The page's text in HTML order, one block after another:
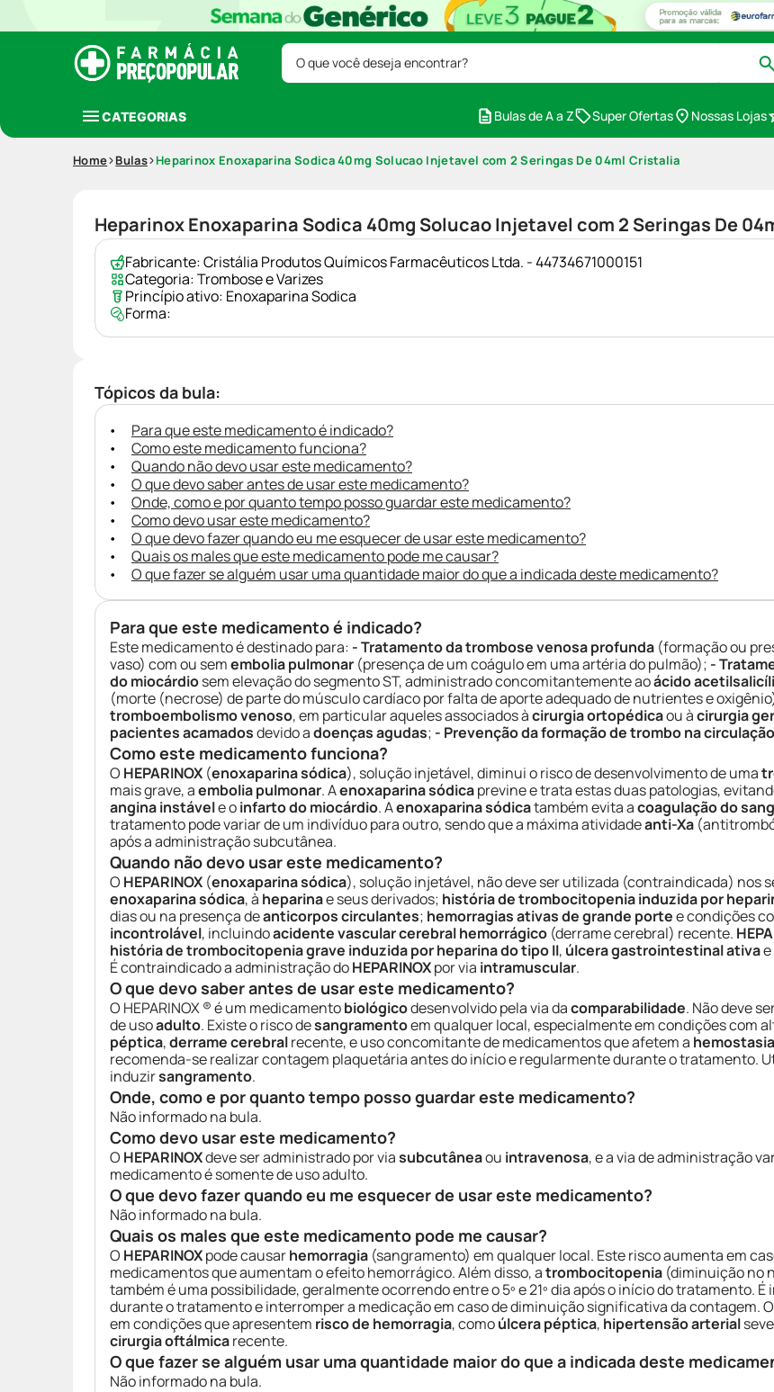
O que você deseja encontrar?
CATEGORIAS Bulas de A a Z Super Ofertas Nossas Lojas
Home Bulas Heparinox Enoxaparina Sodica 40mg Solucao Injetavel com 2 Seringas De 04ml Cristalia
Heparinox Enoxaparina Sodica 40mg Solucao Injetavel com 2 Seringas De
Fabricante:Cristália Produtos Químicos Farmacêuticos Ltda. - 44734671000151
Categoria:Trombose e Varizes
Princípio ativo: Enoxaparina Sodica
Forma:
Tópicos da bula:
Para que este medicamento é indicado?
Como este medicamento funciona?
Quando não devo usar este medicamento?
O que devo saber antes de usar este medicamento?
Onde, como e por quanto tempo posso guardar este medicamento?
Como devo usar este medicamento?
O que devo fazer quando eu me esquecer de usar este medicamento?
Quais os males que este medicamento pode me causar?
O que fazer se alguém usar uma quantidade maior do que a indicada deste medicamento?
Para que este medicamento é indicado?
Este medicamento é destinado para: - Tratamento da trombose venosa profunda (formação ou
vaso) com ou semembolia pulmonar (presença de um coágulo em uma artéria do pulmão); -
do miocárdiosem elevação do segmento ST, administrado concomitantemente aoácido
(morte (necrose) de parte do músculo cardíaco por falta de aporte adequado de nutrientes e
tromboembolismo venoso, em particular aqueles associados àcirurgia ortopédicaou àcirurgia
pacientes acamadosdevido adoenças agudas; - Prevenção da formação de trombo na
Como este medicamento funciona?
O HEPARINOX (enoxaparina sódica), solução injetável, diminui o risco de desenvolvimento de uma
mais grave, aembolia pulmonar. Aenoxaparina sódicaprevine e trata estas duas patologias,
angina instávele oinfarto do miocárdio. Aenoxaparina sódicatambém evita acoagulação do
tratamento pode variar de um indivíduo para outro, sendo que a máxima atividadeanti-Xa
após a administração subcutânea.
Quando não devo usar este medicamento?
O HEPARINOX (enoxaparina sódica), solução injetável, não deve ser utilizada (contraindicada) nos
enoxaparina sódica, à heparinae seus derivados; história de trombocitopenia induzida por
dias ou na presença deanticorpos circulantes; hemorragias ativas de grande portee condições
incontrolável, incluindoacidente vascular cerebral hemorrágico (derrame cerebral) recente.
história de trombocitopenia grave induzida por heparina do tipo II, úlcera gastrointestinal ativae
É contraindicado a administração doHEPARINOXpor via intramuscular.
O que devo saber antes de usar este medicamento?
O HEPARINOX ® é um medicamentobiológicodesenvolvido pela via dacomparabilidade. Não deve
de usoadulto. Existe o risco desangramentoem qualquer local, especialmente em condições com
péptica,derrame cerebralrecente, e uso concomitante de medicamentos que afetem a hemostasia
recomenda-se realizar contagem plaquetária antes do início e regularmente durante o tratamento.
induzirsangramento.
Onde, como e por quanto tempo posso guardar este medicamento?
Não informado na bula.
Como devo usar este medicamento?
O HEPARINOXdeve ser administrado por viasubcutâneaou intravenosa, e a via de administração
medicamento é somente de uso adulto.
O que devo fazer quando eu me esquecer de usar este medicamento?
Não informado na bula.
Quais os males que este medicamento pode me causar?
O HEPARINOXpode causarhemorragia (sangramento) em qualquer local. Este risco aumenta em
medicamentos que aumentam o efeito hemorrágico. Além disso, atrombocitopenia (diminuição no
também é uma possibilidade, geralmente ocorrendo entre o 5º e 21º dia após o início do tratamento.
durante o tratamento e interromper a medicação em caso de diminuição significativa da contagem.
em condições que apresentem risco de hemorragia, comoúlcera péptica, hipertensão arterial
cirurgia oftálmicarecente.
O que fazer se alguém usar uma quantidade maior do que a indicada deste
Não informado na bula.